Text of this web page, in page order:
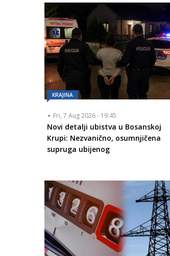
KRAJINA
Fri, 7 Aug 2026 - 19:45
Novi detalji ubistva u Bosanskoj
Krupi: Nezvanično, osumnjičena
supruga ubijenog